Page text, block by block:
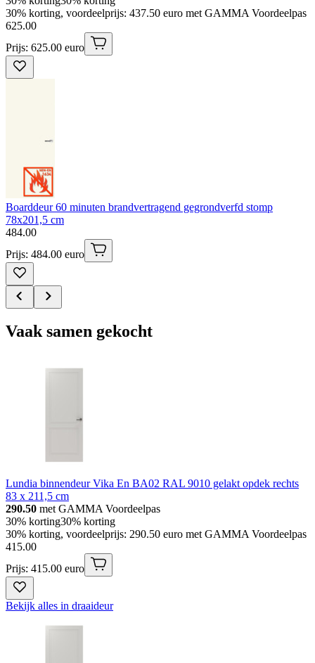
30% korting, voordeelprijs: 437.50 euro met GAMMA Voordeelpas
625.00
Prijs: 625.00 euro
Boarddeur 60 minuten brandvertragend gegrondverfd stomp
78x201,5 cm
484.00
Prijs: 484.00 euro
Vaak samen gekocht
Lundia binnendeur Vika En BA02 RAL 9010 gelakt opdek rechts
83 x 211,5 cm
290.50 met GAMMA Voordeelpas
30% korting30% korting
30% korting, voordeelprijs: 290.50 euro met GAMMA Voordeelpas
415.00
Prijs: 415.00 euro
Bekijk alles in draaideur